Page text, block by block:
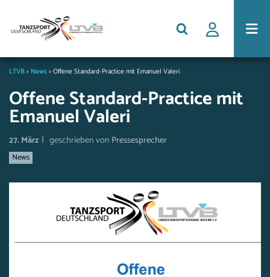
LTVB> News>Offene Standard-Practice mit Emanuel Valeri
Offene Standard-Practice mit
Emanuel Valeri
27. März | geschrieben von Pressesprecher
News